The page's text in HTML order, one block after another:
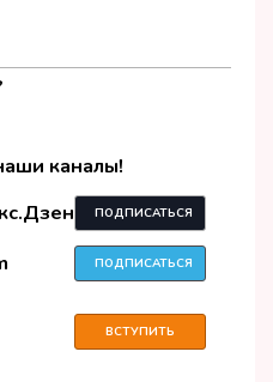
каналы!
ПОДПИСАТЬСЯ
ПОДПИСАТЬСЯ
ВСТУПИТЬ